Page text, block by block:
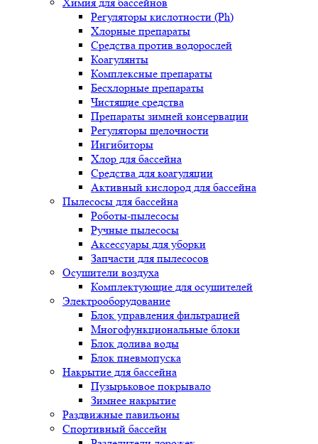
Регуляторы кислотности (Ph)
Хлорные препараты
Средства против водорослей
Коагулянты
Комплексные препараты
Бесхлорные препараты
Чистящие средства
Препараты зимней консервации
Регуляторы щелочности
Ингибиторы
Хлор для бассейна
Средства для коагуляции
Активный кислород для бассейна
Пылесосы для бассейна
Роботы-пылесосы
Ручные пылесосы
Аксессуары для уборки
Запчасти для пылесосов
Осушители воздуха
Комплектующие для осушителей
Электрооборудование
Блок управления фильтрацией
Многофункциональные блоки
Блок долива воды
Блок пневмопуска
Накрытие для бассейна
Пузырьковое покрывало
Зимнее накрытие
Раздвижные павильоны
Спортивный бассейн